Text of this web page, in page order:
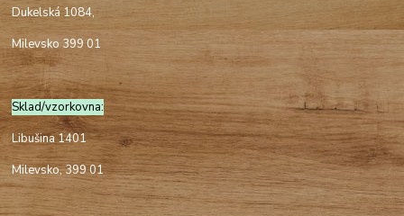
Dukelská 1084,
Milevsko 399 01
Sklad/vzorkovna:
Libušina 1401
Milevsko, 399 01